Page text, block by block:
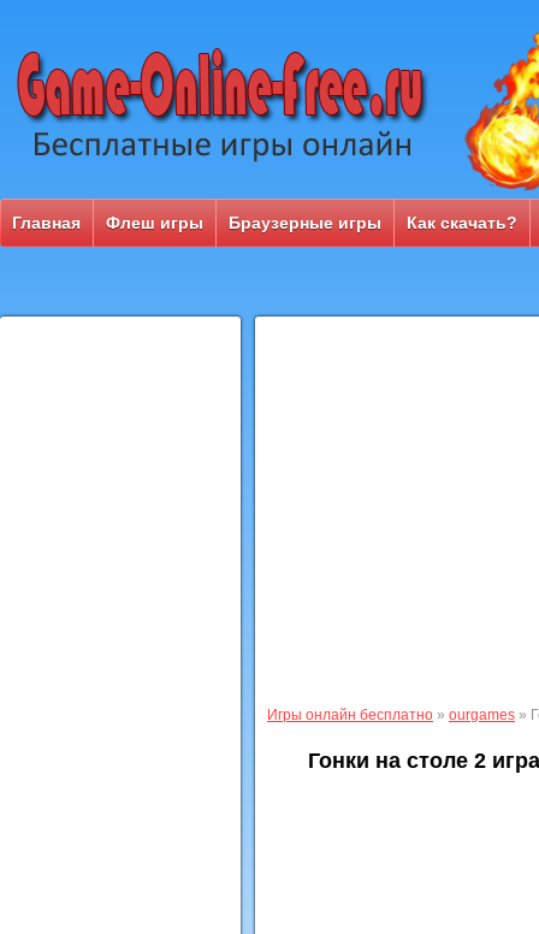
Главная Флеш игры Браузерные игры Как скачать?
Игры онлайн бесплатно » ourgames »
Гонки на столе 2